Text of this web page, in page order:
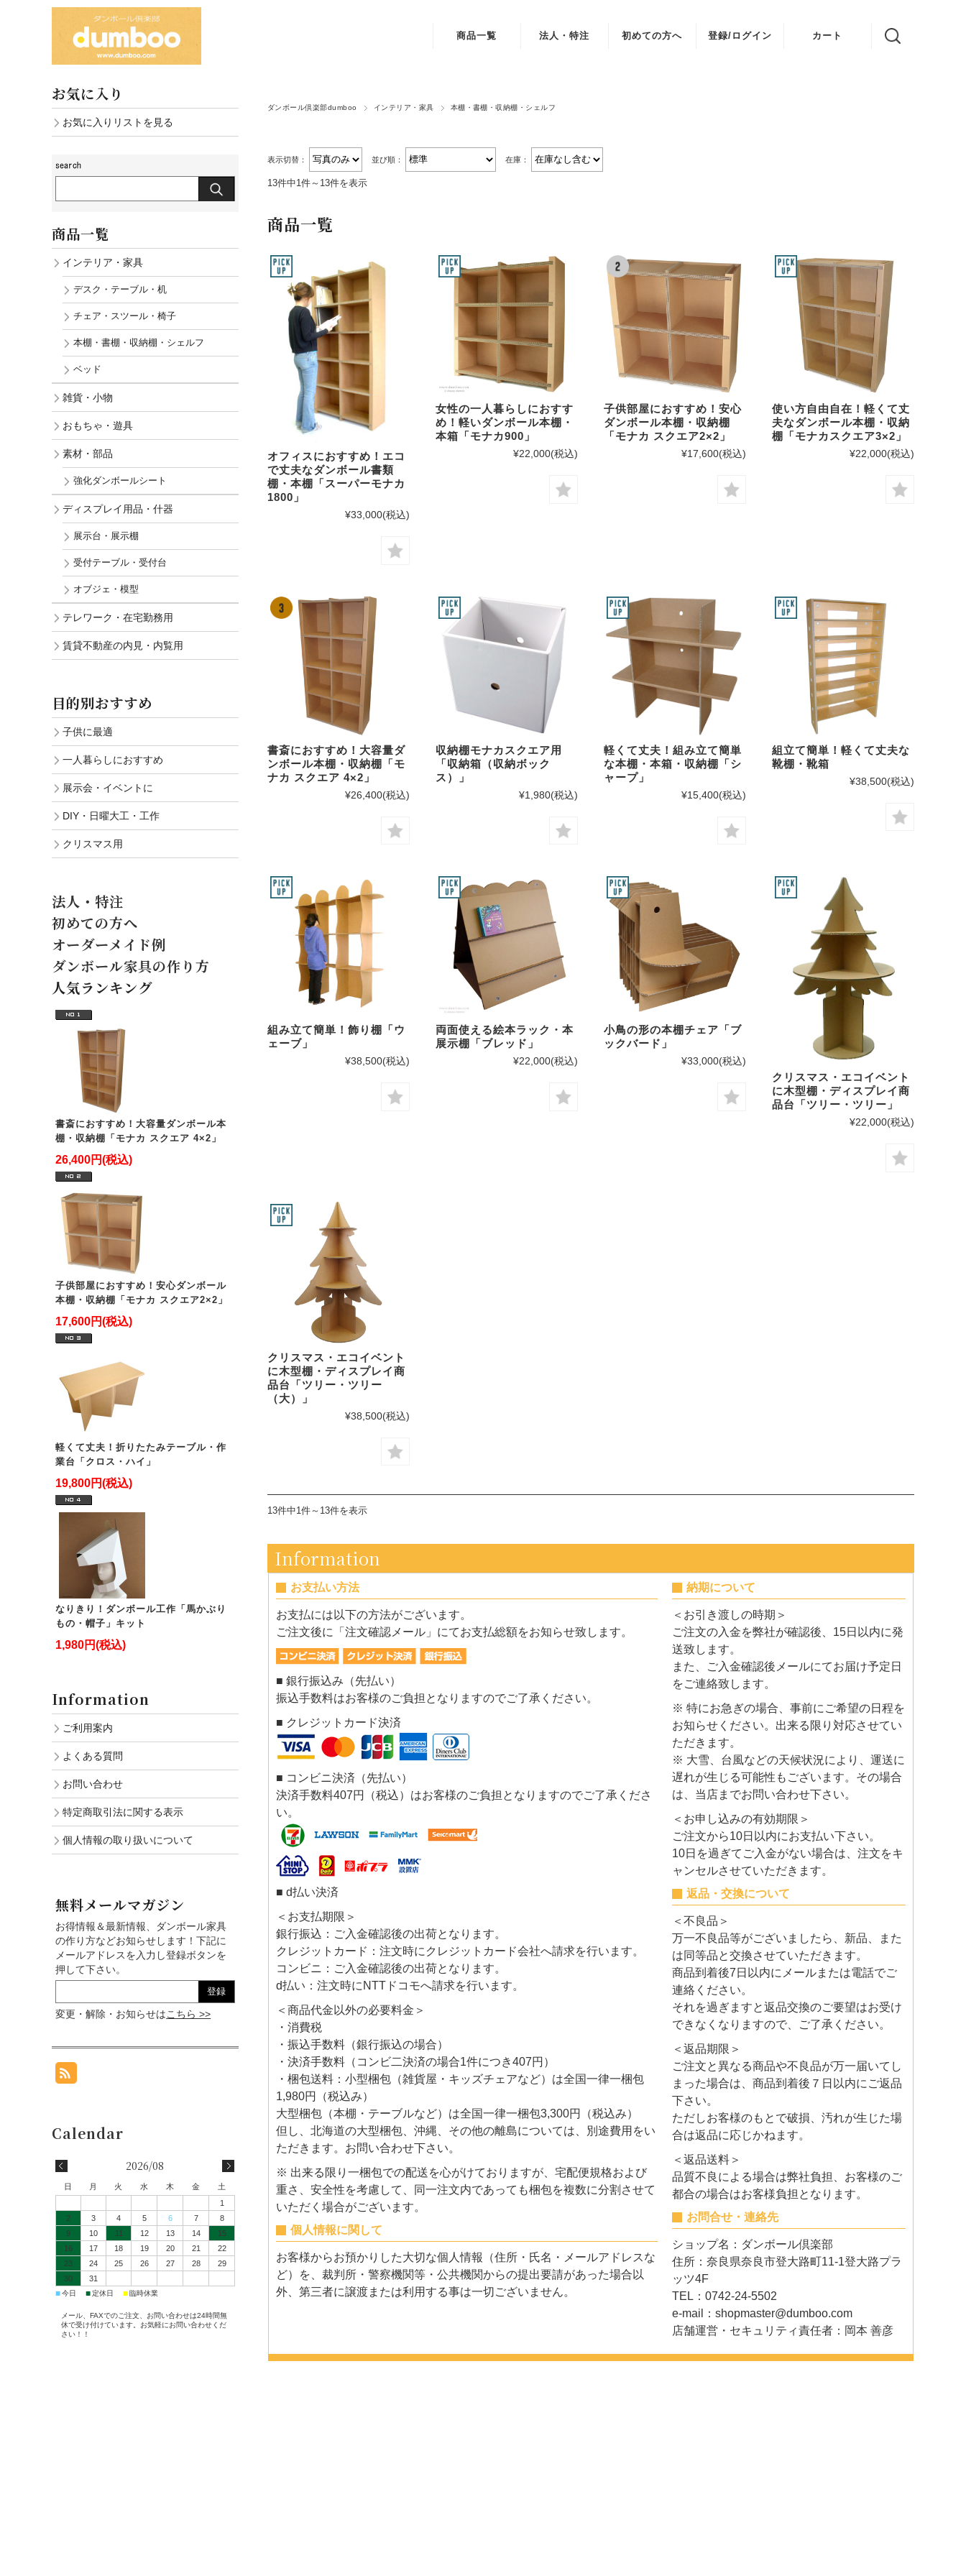
商品一覧
デスク・テーブル・机
本棚・書棚・収納棚・シェルフ
おもちゃ・遊具
素材・部品
強化ダンボールシート
ディスプレイ用品・什器
展示台・展示棚
受付テーブル・受付台
オブジェ・模型
テレワーク・在宅勤務用
法人・特注 初めての方へ 登録/ログイン カート
ダンボール倶楽部dumboo インテリア・家具 本棚・書棚・収納棚・シェルフ
表示切替： 並び順： 在庫：
13件中1件～13件を表示
商品一覧
オフィスにおすすめ！エコ
で丈夫なダンボール書類
棚・本棚「スーパーモナカ
1800」
¥33,000(税込)
女性の一人暮らしにおすす
め！軽いダンボール本棚・
本箱「モナカ900」
¥22,000(税込)
子供部屋におすすめ！安心
ダンボール本棚・収納棚
「モナカ スクエア2×2」
¥17,600(税込)
使い方自由自在！軽くて丈
夫なダンボール本棚・収納
棚「モナカスクエア3×2」
¥22,000(税込)
書斎におすすめ！大容量ダ
ンボール本棚・収納棚「モ
ナカ スクエア 4×2」
¥26,400(税込)
収納棚モナカスクエア用
「収納箱（収納ボック
ス）」
¥1,980(税込)
軽くて丈夫！組み立て簡単
な本棚・本箱・収納棚「シ
ャープ」
¥15,400(税込)
組立て簡単！軽くて丈夫な
靴棚・靴箱
¥38,500(税込)
組み立て簡単！飾り棚「ウ
ェーブ」
¥38,500(税込)
両面使える絵本ラック・本
展示棚「ブレッド」
¥22,000(税込)
小鳥の形の本棚チェア「ブ
ックバード」
¥33,000(税込)
クリスマス・エコイベント
に木型棚・ディスプレイ商
品台「ツリー・ツリー」
¥22,000(税込)
クリスマス・エコイベント
に木型棚・ディスプレイ商
品台「ツリー・ツリー
（大）」
¥38,500(税込)
13件中1件～13件を表示
Information
お支払い方法
お支払には以下の方法がございます。
ご注文後に「注文確認メール」にてお支払総額をお知らせ致します。
■ 銀行振込み（先払い）
振込手数料はお客様のご負担となりますのでご了承ください。
■ クレジットカード決済
■ コンビニ決済（先払い）
決済手数料407円（税込）はお客様のご負担となりますのでご了承くださ
い。
■ d払い決済
＜お支払期限＞
銀行振込：ご入金確認後の出荷となります。
クレジットカード：注文時にクレジットカード会社へ請求を行います。
コンビニ：ご入金確認後の出荷となります。
d払い：注文時にNTTドコモへ請求を行います。
＜商品代金以外の必要料金＞
・消費税
・振込手数料（銀行振込の場合）
・決済手数料（コンビ二決済の場合1件につき407円）
・梱包送料：小型梱包（雑貨屋・キッズチェアなど）は全国一律一梱包
1,980円（税込み）
大型梱包（本棚・テーブルなど）は全国一律一梱包3,300円（税込み）
但し、北海道の大型梱包、沖縄、その他の離島については、別途費用をい
ただきます。お問い合わせ下さい。
※ 出来る限り一梱包での配送を心がけておりますが、宅配便規格および
重さ、安全性を考慮して、同一注文内であっても梱包を複数に分割させて
いただく場合がございます。
個人情報に関して
お客様からお預かりした大切な個人情報（住所・氏名・メールアドレスな
ど）を、裁判所・警察機関等・公共機関からの提出要請があった場合以
外、第三者に譲渡または利用する事は一切ございません。
納期について
＜お引き渡しの時期＞
ご注文の入金を弊社が確認後、15日以内に発
送致します。
また、ご入金確認後メールにてお届け予定日
をご連絡致します。
※ 特にお急ぎの場合、事前にご希望の日程を
お知らせください。出来る限り対応させてい
ただきます。
※ 大雪、台風などの天候状況により、運送に
遅れが生じる可能性もございます。その場合
は、当店までお問い合わせ下さい。
＜お申し込みの有効期限＞
ご注文から10日以内にお支払い下さい。
10日を過ぎてご入金がない場合は、注文をキ
ャンセルさせていただきます。
返品・交換について
＜不良品＞
万一不良品等がございましたら、新品、また
は同等品と交換させていただきます。
商品到着後7日以内にメールまたは電話でご
連絡ください。
それを過ぎますと返品交換のご要望はお受け
できなくなりますので、ご了承ください。
＜返品期限＞
ご注文と異なる商品や不良品が万一届いてし
まった場合は、商品到着後７日以内にご返品
下さい。
ただしお客様のもとで破損、汚れが生じた場
合は返品に応じかねます。
＜返品送料＞
品質不良による場合は弊社負担、お客様のご
都合の場合はお客様負担となります。
お問合せ・連絡先
ショップ名：ダンボール倶楽部
住所：奈良県奈良市登大路町11-1登大路プラ
ッツ4F
TEL：0742-24-5502
e-mail： shopmaster@dumboo.com
店舗運営・セキュリティ責任者：岡本 善彦
お気に入り
お気に入りリストを見る
商品一覧
インテリア・家具
デスク・テーブル・机
チェア・スツール・椅子
本棚・書棚・収納棚・シェルフ
ベッド
雑貨・小物
おもちゃ・遊具
素材・部品
強化ダンボールシート
ディスプレイ用品・什器
展示台・展示棚
受付テーブル・受付台
オブジェ・模型
テレワーク・在宅勤務用
賃貸不動産の内見・内覧用
目的別おすすめ
子供に最適
一人暮らしにおすすめ
展示会・イベントに
DIY・日曜大工・工作
クリスマス用
法人・特注
初めての方へ
オーダーメイド例
ダンボール家具の作り方
人気ランキング
書斎におすすめ！大容量ダンボール本
棚・収納棚「モナカ スクエア 4×2」
26,400円(税込)
子供部屋におすすめ！安心ダンボール
本棚・収納棚「モナカ スクエア2×2」
17,600円(税込)
軽くて丈夫！折りたたみテーブル・作
業台「クロス・ハイ」
19,800円(税込)
なりきり！ダンボール工作「馬かぶり
もの・帽子」キット
1,980円(税込)
Information
ご利用案内
よくある質問
お問い合わせ
特定商取引法に関する表示
個人情報の取り扱いについて
無料メールマガジン
お得情報＆最新情報、ダンボール家具
の作り方などお知らせします！下記に
メールアドレスを入力し登録ボタンを
押して下さい。
変更・解除・お知らせはこちら >>
2026/08
日 月 火 水 木 金
土
1
2
3 4 5 6 7
8
9
10 11 12 13 14
15
16
17 18 19 20 21
22
23
24 25 26 27 28
29
30
31
■今日 ■定休日 ■臨時休業
メール、FAXでのご注文、お問い合わせは24時間無
休で受け付けています。お気軽にお問い合わせくだ
さい！！